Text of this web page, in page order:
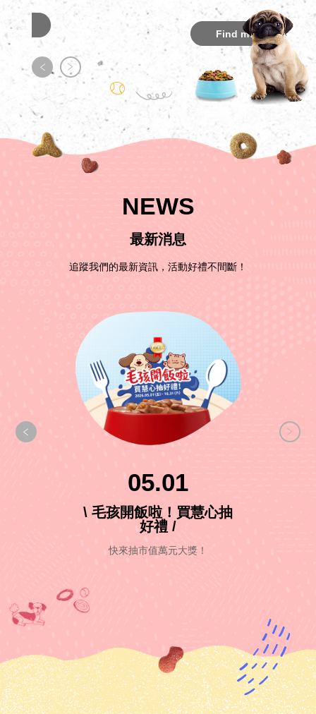
NEWS
最新消息
追蹤我們的最新資訊，活動好禮不間斷！
05.01
\ 毛孩開飯啦！買慧心抽
好禮 /
快來抽市值萬元大獎！